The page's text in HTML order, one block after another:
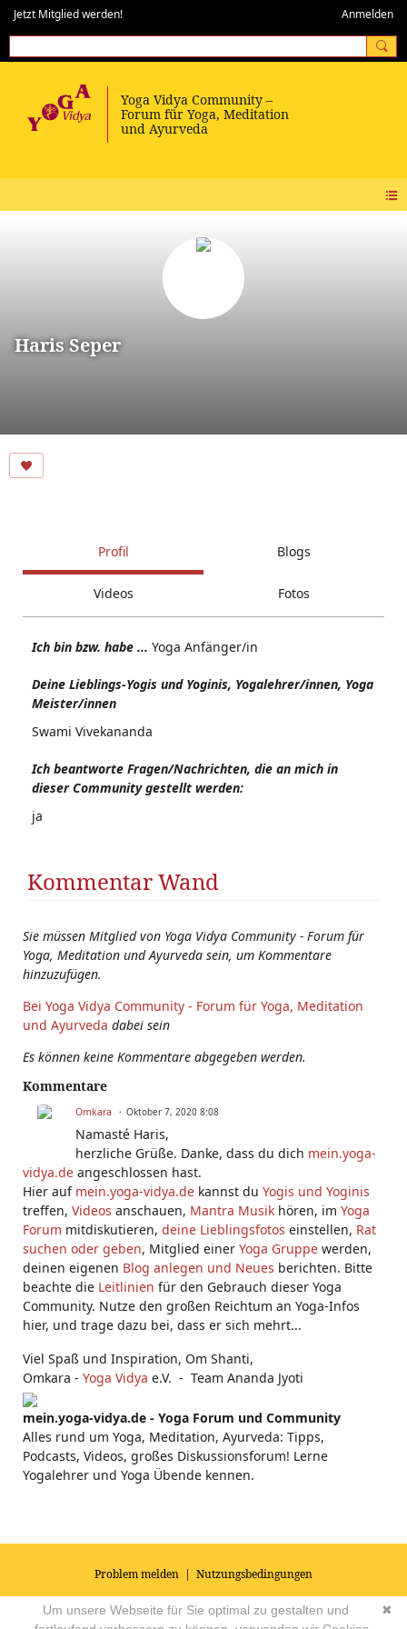
Jetzt Mitglied werden! Anmelden
Haris Seper
Profil Blogs
Videos Fotos
Ich bin bzw. habe ... Yoga Anfänger/in
Deine Lieblings-Yogis und Yoginis, Yogalehrer/innen, Yoga
Meister/innen
Swami Vivekananda
Ich beantworte Fragen/Nachrichten, die an mich in
dieser Community gestellt werden:
ja
Kommentar Wand
Sie müssen Mitglied von Yoga Vidya Community - Forum für
Yoga, Meditation und Ayurveda sein, um Kommentare
hinzuzufügen.
Bei Yoga Vidya Community - Forum für Yoga, Meditation
und Ayurveda dabei sein
Es können keine Kommentare abgegeben werden.
Kommentare
Omkara Oktober 7, 2020 8:08
Namasté Haris,
herzliche Grüße. Danke, dass du dich mein.yoga-
vidya.de angeschlossen hast.
Hier auf mein.yoga-vidya.de kannst du Yogis und Yoginis
treffen, Videos anschauen, Mantra Musik hören, im Yoga
Forum mitdiskutieren, deine Lieblingsfotos einstellen, Rat
suchen oder geben, Mitglied einer Yoga Gruppe werden,
deinen eigenen Blog anlegen und Neues berichten. Bitte
beachte die Leitlinien für den Gebrauch dieser Yoga
Community. Nutze den großen Reichtum an Yoga-Infos
hier, und trage dazu bei, dass er sich mehrt...
Viel Spaß und Inspiration, Om Shanti,
Omkara - Yoga Vidya e.V. - Team Ananda Jyoti
mein.yoga-vidya.de - Yoga Forum und Community
Alles rund um Yoga, Meditation, Ayurveda: Tipps,
Podcasts, Videos, großes Diskussionsforum! Lerne
Yogalehrer und Yoga Übende kennen.
Problem melden | Nutzungsbedingungen
© 2026Impressum|Datenschutz|AGB's| Yoga Vidya Community -
Forum für Yoga, Meditation und Ayurveda Powered by
✖
Um unsere Webseite für Sie optimal zu gestalten und